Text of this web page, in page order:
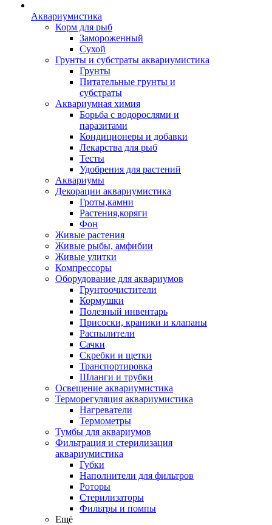
Аквариумистика
Корм для рыб
Замороженный
Сухой
Грунты и субстраты аквариумистика
Грунты
Питательные грунты и
субстраты
Аквариумная химия
Борьба с водорослями и
паразитами
Кондиционеры и добавки
Лекарства для рыб
Тесты
Удобрения для растений
Аквариумы
Декорации аквариумистика
Гроты,камни
Растения,коряги
Фон
Живые растения
Живые рыбы, амфибии
Живые улитки
Компрессоры
Оборудование для аквариумов
Грунтоочистители
Кормушки
Полезный инвентарь
Присоски, краники и клапаны
Распылители
Сачки
Скребки и щетки
Транспортировка
Шланги и трубки
Освещение аквариумистика
Терморегуляция аквариумистика
Нагреватели
Термометры
Тумбы для аквариумов
Фильтрация и стерилизация
аквариумистика
Губки
Наполнители для фильтров
Роторы
Стерилизаторы
Фильтры и помпы
Ещё